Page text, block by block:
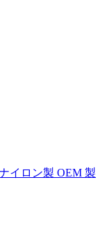
イロン製 OEM 製